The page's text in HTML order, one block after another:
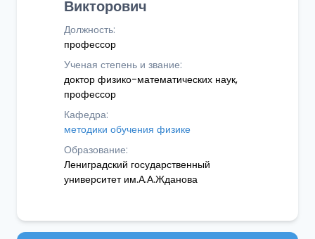
Викторович
Должность:
профессор
Ученая степень и звание:
доктор физико-математических наук,
профессор
Кафедра:
методики обучения физике
Образование:
Лениградский государственный
университет им.А.А.Жданова